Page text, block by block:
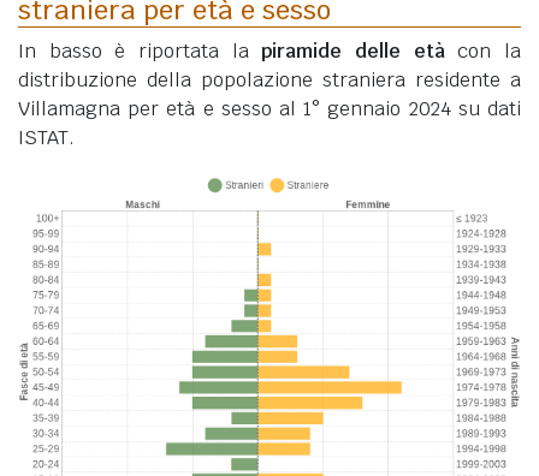
straniera per età e sesso
In basso è riportata lapiramide delle etàcon la
distribuzione della popolazione straniera residente a
Villamagna per età e sesso al 1° gennaio 2024 su dati
ISTAT.